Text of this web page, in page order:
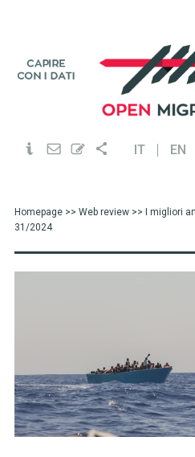
IT EN
Homepage>> Web review>> I migliori
31/2024